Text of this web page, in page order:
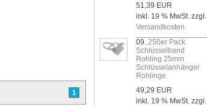
1
51,39 EUR
inkl. 19 % MwSt. zzgl.
Versandkosten
09. 250er Pack
Schlüsselband
Rohling 25mm
Schlüsselanhänger
Rohlinge
49,29 EUR
inkl. 19 % MwSt. zzgl.